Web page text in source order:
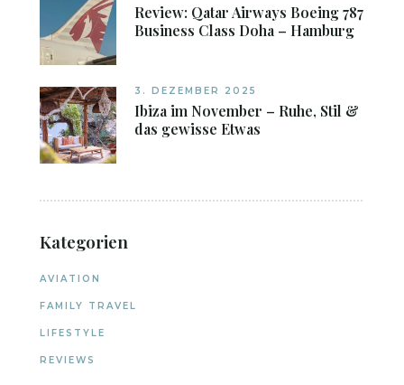
Review: Qatar Airways Boeing 787
Business Class Doha – Hamburg
3. DEZEMBER 2025
Ibiza im November – Ruhe, Stil &
das gewisse Etwas
Kategorien
AVIATION
FAMILY TRAVEL
LIFESTYLE
REVIEWS